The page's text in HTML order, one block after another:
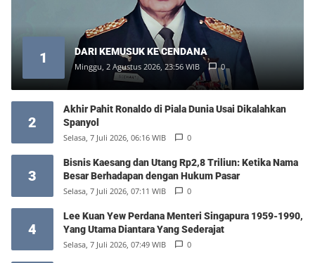
1 DARI KEMUSUK KE CENDANA
Minggu, 2 Agustus 2026, 23:56 WIB 0
2
Akhir Pahit Ronaldo di Piala Dunia Usai Dikalahkan
Spanyol
Selasa, 7 Juli 2026, 06:16 WIB 0
3
Bisnis Kaesang dan Utang Rp2,8 Triliun: Ketika Nama
Besar Berhadapan dengan Hukum Pasar
Selasa, 7 Juli 2026, 07:11 WIB 0
4
Lee Kuan Yew Perdana Menteri Singapura 1959-1990,
Yang Utama Diantara Yang Sederajat
Selasa, 7 Juli 2026, 07:49 WIB 0